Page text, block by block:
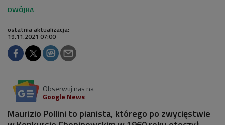
ostatnia aktualizacja:
19.11.2021 07:00
Obserwuj nas na
Google News
Maurizio Pollini to pianista, którego po zwycięstwie